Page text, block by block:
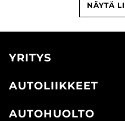
NÄYTÄ
YRITYS
AUTOLIIKKEET
AUTOHUOLTO